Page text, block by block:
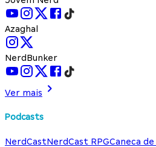
Azaghal
NerdBunker
Ver mais
Podcasts
NerdCastNerdCast RPGCaneca